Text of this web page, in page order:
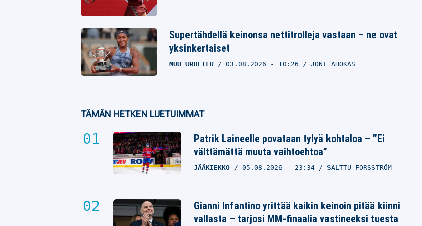
Supertähdellä keinonsa nettitrolleja vastaan – ne ovat
yksinkertaiset
MUU URHEILU 03.08.2026 - 10:26 JONI AHOKAS
TÄMÄN HETKEN LUETUIMMAT
Patrik Laineelle povataan tylyä kohtaloa – ”Ei
välttämättä muuta vaihtoehtoa”
JÄÄKIEKKO 05.08.2026 - 23:34 SALTTU FORSSTRÖM
Gianni Infantino yrittää kaikin keinoin pitää kiinni
vallasta – tarjosi MM-finaalia vastineeksi tuesta